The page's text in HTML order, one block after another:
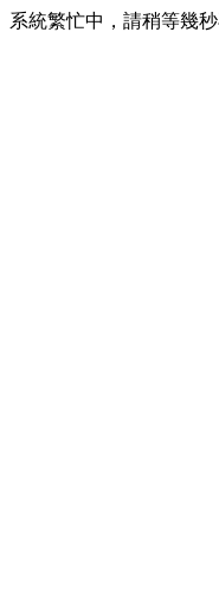
系統繁忙中，請稍等幾秒